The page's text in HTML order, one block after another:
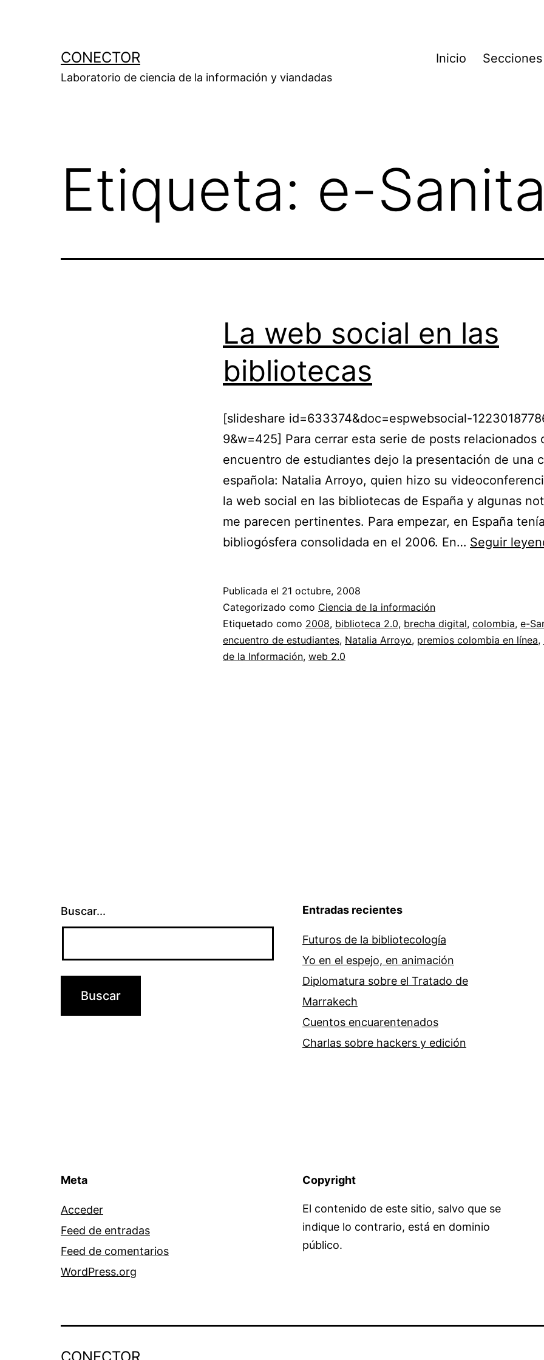
CONECTOR
Laboratorio de ciencia de la información y viandadas
Inicio Secciones
Etiqueta: e-
La web social en las
bibliotecas
[slideshare id=633374&doc=espwebsocial-
9&w=425] Para cerrar esta serie de posts relacionados
encuentro de estudiantes dejo la presentación de una
española: Natalia Arroyo, quien hizo su
la web social en las bibliotecas de España y algunas
me parecen pertinentes. Para empezar, en España
bibliogósfera consolidada en el 2006. En… Seguir
Publicada el 21 octubre, 2008
Categorizado como Ciencia de la información
Etiquetado como 2008, biblioteca 2.0, brecha digital, colombia, e-
encuentro de estudiantes, Natalia Arroyo, premios colombia en línea,
de la Información, web 2.0
Buscar... Entradas recientes
Futuros de la bibliotecología
Yo en el espejo, en animación
Diplomatura sobre el Tratado de
Marrakech
Cuentos encuarentenados
Charlas sobre hackers y edición
Meta
Acceder
Feed de entradas
Feed de comentarios
WordPress.org
Copyright
El contenido de este sitio, salvo que se
indique lo contrario, está en dominio
público.